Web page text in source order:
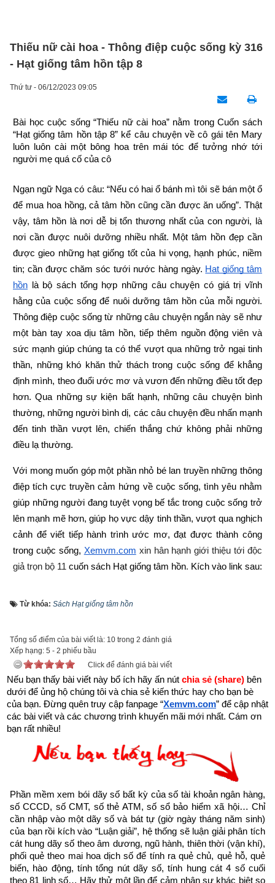
Thiếu nữ cài hoa - Thông điệp cuộc sống kỳ 316
- Hạt giống tâm hồn tập 8
Thứ tư - 06/12/2023 09:05
Bài học cuộc sống “Thiếu nữ cài hoa” nằm trong Cuốn sách
“Hạt giống tâm hồn tập 8” kể câu chuyện về cô gái tên Mary
luôn luôn cài một bông hoa trên mái tóc để tưởng nhớ tới
người mẹ quá cố của cô
Ngạn ngữ Nga có câu: “Nếu có hai ổ bánh mì tôi sẽ bán một ổ
để mua hoa hồng, cả tâm hồn cũng cần được ăn uống”. Thật
vậy, tâm hồn là nơi dễ bị tổn thương nhất của con người, là
nơi cần được nuôi dưỡng nhiều nhất. Một tâm hồn đẹp cần
được gieo những hạt giống tốt của hi vọng, hạnh phúc, niềm
tin; cần được chăm sóc tưới nước hàng ngày. Hạt giống tâm
hồn là bộ sách tổng hợp những câu chuyện có giá trị vĩnh
hằng của cuộc sống để nuôi dưỡng tâm hồn của mỗi người.
Thông điệp cuộc sống từ những câu chuyện ngắn này sẽ như
một bàn tay xoa dịu tâm hồn, tiếp thêm nguồn động viên và
sức mạnh giúp chúng ta có thể vượt qua những trở ngại tinh
thần, những khó khăn thử thách trong cuộc sống để khẳng
định mình, theo đuổi ước mơ và vươn đến những điều tốt đẹp
hơn. Qua những sự kiện bất hạnh, những câu chuyện bình
thường, những người bình dị, các câu chuyện đều nhấn mạnh
đến tinh thần vượt lên, chiến thắng chứ không phải những
điều lạ thường.
Với mong muốn góp một phần nhỏ bé lan truyền những thông
điệp tích cực truyền cảm hứng về cuộc sống, tình yêu nhằm
giúp những người đang tuyệt vọng bế tắc trong cuộc sống trở
lên mạnh mẽ hơn, giúp họ vực dậy tinh thần, vượt qua nghịch
cảnh để viết tiếp hành trình ước mơ, đạt được thành công
trong cuộc sống, Xemvm.com xin hân hạnh giới thiệu tới độc
giả trọn bộ 11 cuốn sách Hạt giống tâm hồn. Kích vào link sau:
tai-sach-hat-giong-tam-hon-pdf-10.html
để tải về Ebook Sách Hạt giống tâm hồn hoặc liên hệ Zalo:
0926.138.186 để nhận trực tiếp file pdf.
Sau đây là Câu chuyện về Thiếu nữ cài hoa được trích từ
Cuốn “Hạt giống tâm hồn tập 8” của nhà xuất bản tổng hợp
TP. Hồ Chí Minh
“Tình yêu thương đến chẳng vì một lý do nào, nhưng bất cứ
một nguyên nhân nào dù nhỏ bé cũng có thể bắt đầu cho một
- Khuyết danh
Mary là một nhân viên đồ họa có tài của công ty tôi. Hằng
ngày, gần như vào đúng một giờ nhất định, cô chậm rãi bước
vào phòng làm việc, với một đóa hoa cài trên mái tóc. Mary
luôn cài lên tóc mình một bông hoa, bất cứ lúc nào và bất cứ
nơi đâu. Thường thì đó là một đóa hoa phù hợp với màu trang
Từ khóa: Sách Hạt giống tâm hồn
Tổng số điểm của bài viết là: 10 trong 2 đánh giá
Xếp hạng: 5 - 2 phiếu bầu
Click để đánh giá bài viết
Nếu bạn thấy bài viết này bổ ích hãy ấn nút chia sẻ (share) bên
dưới để ủng hộ chúng tôi và chia sẻ kiến thức hay cho bạn bè
của bạn. Đừng quên truy cập fanpage “Xemvm.com” để cập nhật
các bài viết và các chương trình khuyến mãi mới nhất. Cám ơn
bạn rất nhiều!
Phần mềm xem bói dãy số bất kỳ của số tài khoản ngân hàng,
số CCCD, số CMT, số thẻ ATM, số sổ bảo hiểm xã hội… Chỉ
cần nhập vào một dãy số và bát tự (giờ ngày tháng năm sinh)
của bạn rồi kích vào “Luận giải”, hệ thống sẽ luận giải phân tích
cát hung dãy số theo âm dương, ngũ hành, thiên thời (vận khí),
phối quẻ theo mai hoa dịch số để tính ra quẻ chủ, quẻ hỗ, quẻ
biến, hào động, tính tổng nút dãy số, tính hung cát 4 số cuối
theo 81 linh số… Hãy thử một lần để cảm nhận sự khác biệt so